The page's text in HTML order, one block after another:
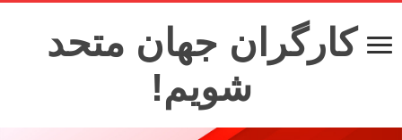
کارگران جهان متحد
شویم!